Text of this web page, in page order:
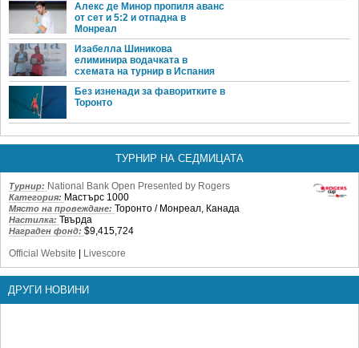
Алекс де Минор пропиля аванс
от сет и 5:2 и отпадна в
Монреал
Изабелла Шиникова
елиминира водачката в
схемата на турнир в Испания
Без изненади за фаворитките в
Торонто
ТУРНИР НА СЕДМИЦАТА
Турнир: National Bank Open Presented by Rogers
Категория: Мастърс 1000
Място на провеждане: Торонто / Монреал, Канада
Настилка: Твърда
Награден фонд: $9,415,724
Official Website | Livescore
ДРУГИ НОВИНИ